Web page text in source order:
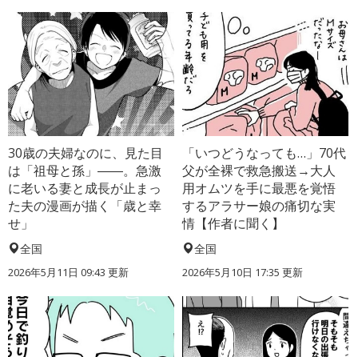
30歳の夫婦なのに、見た目
は「祖母と孫」――。急激
に老いる妻と成長が止まっ
た夫の漫画が描く「歳と幸
せ」
全国
2026年5月11日 09:43 更新
「いつどうなっても…」70代
父が全裸で救急搬送→大人
用オムツを手に最悪を覚悟
するアラサー娘の痛切な実
情【作者に聞く】
全国
2026年5月10日 17:35 更新